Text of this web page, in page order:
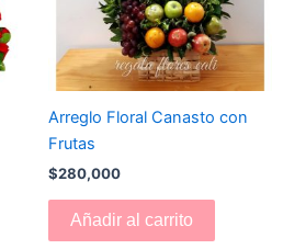
Arreglo Floral Canasto con
Frutas
$280,000
Añadir al carrito